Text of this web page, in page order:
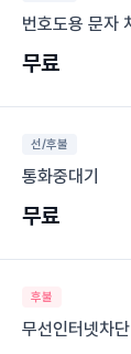
번호도용 문자
무료
선/후불
통화중대기
무료
후불
무선인터넷차단